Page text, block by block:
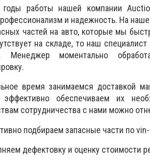
годы работы нашей компании
и надежность. На
частей на авто, которые мы
на складе, то наш
Менеджер моментально
время занимаемся доставкой
обеспечиваем их
сотрудничества с нами можно
подбираем запасные части по
дефектовку и оценку стоимости